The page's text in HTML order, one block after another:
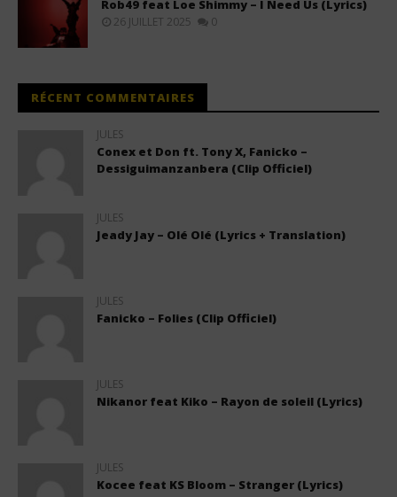
Rob49 feat Loe Shimmy – I Need Us (Lyrics)
26 JUILLET 2025 0
RÉCENT COMMENTAIRES
JULES
Conex et Don ft. Tony X, Fanicko –
Dessiguimanzanbera (Clip Officiel)
JULES
Jeady Jay – Olé Olé (Lyrics + Translation)
JULES
Fanicko – Folies (Clip Officiel)
JULES
Nikanor feat Kiko – Rayon de soleil (Lyrics)
JULES
Kocee feat KS Bloom – Stranger (Lyrics)